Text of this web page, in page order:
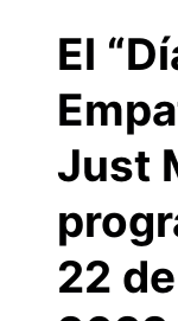
El
Just
22